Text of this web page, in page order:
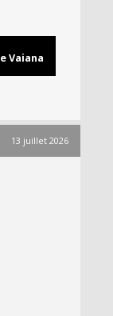
Vaiana
13 juillet 2026